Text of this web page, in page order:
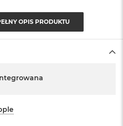
macOS Sequoia
aktualizacją.
OPIS PRODUKTU